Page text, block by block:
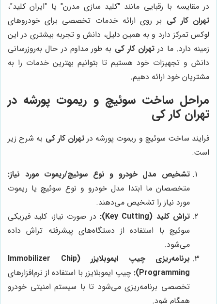
در مقایسه با رقبایی مانند "کلید سازی مدرن" یا "ایران کلید"،
تهران کار کی بر روی ارائه خدمات تخصصی برای خودروهای
لوکس تمرکز دارد و به همین دلیل، دانش و تجربه بیشتری در این
زمینه دارد. ما در تهران کار کی به طور مداوم در حال به‌روزرسانی
دانش و تجهیزات خود هستیم تا بتوانیم بهترین خدمات را به
مشتریان خود ارائه دهیم.
مراحل ساخت سوئیچ و ریموت پورشه در
تهران کار کی
فرایند ساخت سوئیچ و ریموت پورشه درتهران کار کی به شرح زیر
است:
تشخیص مدل خودرو و نوع سوئیچ/ریموت مورد نیاز:
متخصصان ما ابتدا مدل خودرو و نوع سوئیچ یا ریموت
مورد نیاز را تشخیص می‌دهند.
تراش کلید (Key Cutting):
در صورت نیاز، کلید فیزیکی
سوئیچ با استفاده از دستگاه‌های پیشرفته تراش داده
می‌شود.
برنامه‌ریزی چیپ ایموبلایزر (Immobilizer Chip
Programming):
چیپ ایموبلایزر با استفاده از نرم‌افزارهای
تخصصی برنامه‌ریزی می‌شود تا با سیستم امنیتی خودرو
همگام شود.